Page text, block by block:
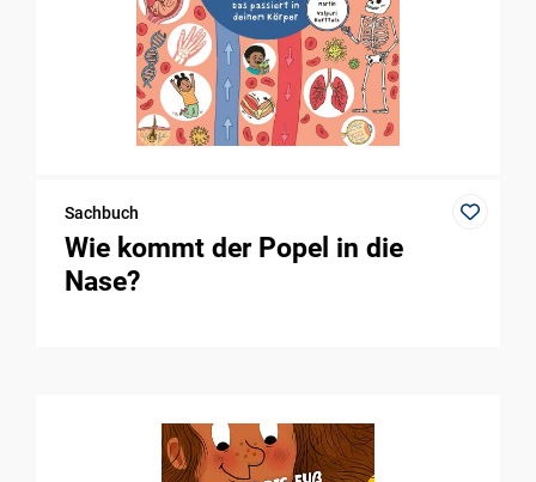
Sachbuch
Wie kommt der Popel in die
Nase?